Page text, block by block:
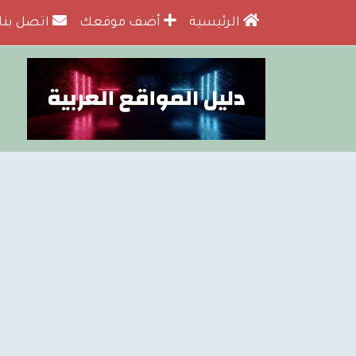
الرئيسية أضف موقعك اتصل بنا